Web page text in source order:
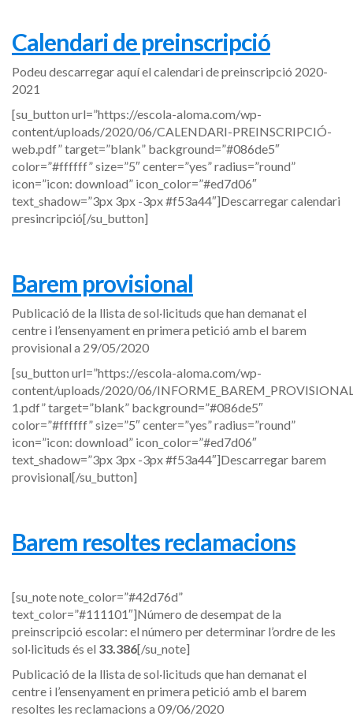
Calendari de preinscripció
Podeu descarregar aquí el calendari de preinscripció 2020-
2021
[su_button url=”https://escola-aloma.com/wp-
content/uploads/2020/06/CALENDARI-PREINSCRIPCIÓ-
web.pdf” target=”blank” background=”#086de5″
color=”#ffffff” size=”5″ center=”yes” radius=”round”
icon=”icon: download” icon_color=”#ed7d06″
text_shadow=”3px 3px -3px #f53a44″]Descarregar calendari
presincripció[/su_button]
Barem provisional
Publicació de la llista de sol·licituds que han demanat el
centre i l’ensenyament en primera petició amb el barem
provisional a 29/05/2020
[su_button url=”https://escola-aloma.com/wp-
content/uploads/2020/06/
1.pdf” target=”blank” background=”#086de5″
color=”#ffffff” size=”5″ center=”yes” radius=”round”
icon=”icon: download” icon_color=”#ed7d06″
text_shadow=”3px 3px -3px #f53a44″]Descarregar barem
provisional[/su_button]
Barem resoltes reclamacions
[su_note note_color=”#42d76d”
text_color=”#111101″]Número de desempat de la
preinscripció escolar: el número per determinar l’ordre de les
sol·licituds és el 33.386[/su_note]
Publicació de la llista de sol·licituds que han demanat el
centre i l’ensenyament en primera petició amb el barem
resoltes les reclamacions a 09/06/2020